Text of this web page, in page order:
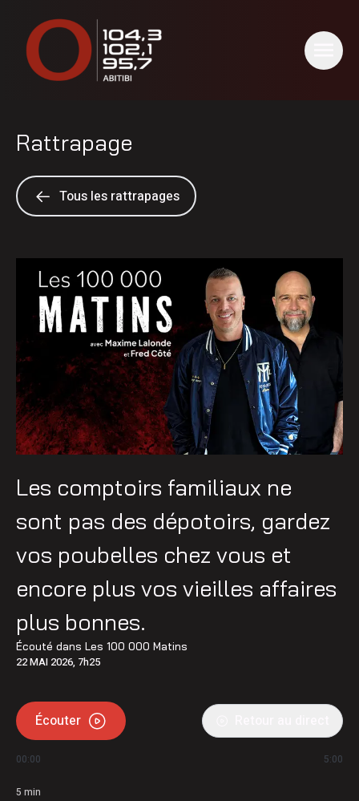
Rattrapage
Tous les rattrapages
Les comptoirs familiaux ne
sont pas des dépotoirs, gardez
vos poubelles chez vous et
encore plus vos vieilles affaires
plus bonnes.
Écouté dans Les 100 000 Matins
22 MAI 2026, 7h25
Écouter
00:00 5:00
5 min